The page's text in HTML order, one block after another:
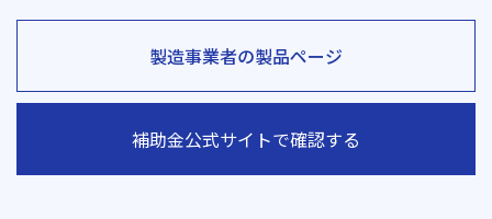
製造事業者の製品ページ
補助金公式サイトで確認する